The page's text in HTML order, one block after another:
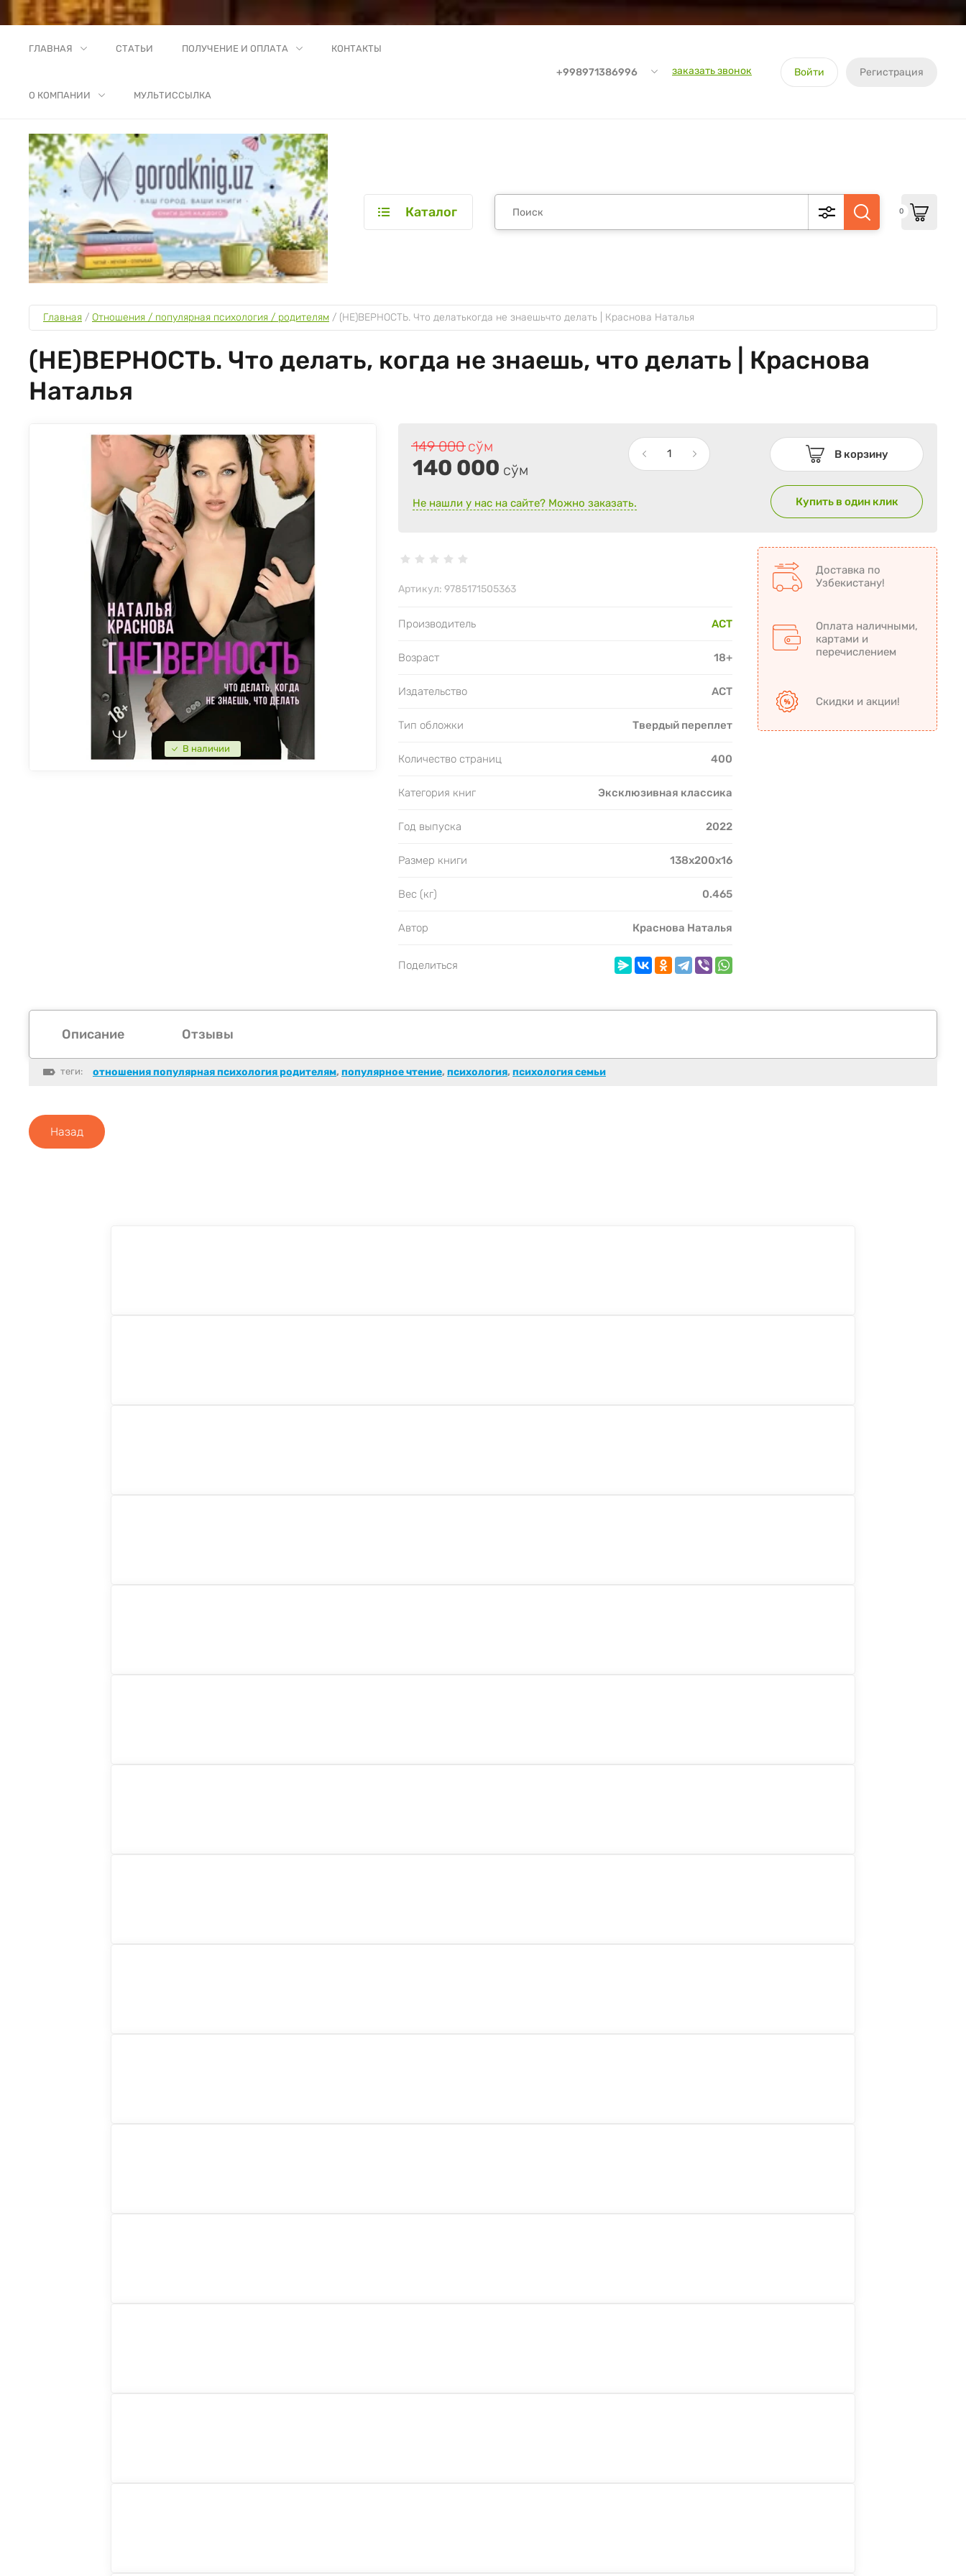
ГЛАВНАЯ СТАТЬИ ПОЛУЧЕНИЕ И ОПЛАТА КОНТАКТЫ
О КОМПАНИИ МУЛЬТИССЫЛКА
+998971386996 заказать звонок Войти Регистрация
Каталог 0
Главная / Отношения / популярная психология / родителям / (НЕ)ВЕРНОСТЬ. Что делатькогда не знаешьчто делать | Краснова Наталья
(НЕ)ВЕРНОСТЬ. Что делать, когда не знаешь, что делать | Краснова
Наталья
В наличии
149 000сўм
140 000 сўм
В корзину
Купить в один клик
Не нашли у нас на сайте? Можно заказать.
Артикул: 9785171505363
Производитель АСТ
Возраст 18+
Издательство АСТ
Тип обложки Твердый переплет
Количество страниц 400
Категория книг Эксклюзивная классика
Год выпуска 2022
Размер книги 138х200х16
Вес (кг) 0.465
Автор Краснова Наталья
Поделиться
Доставка по
Узбекистану!
Оплата наличными,
картами и
перечислением
Скидки и акции!
Описание Отзывы
теги: отношения популярная психология родителям, популярное чтение, психология, психология семьи
Назад